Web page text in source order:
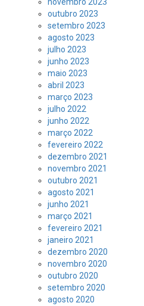
outubro 2023
setembro 2023
agosto 2023
julho 2023
junho 2023
maio 2023
abril 2023
março 2023
julho 2022
junho 2022
março 2022
fevereiro 2022
dezembro 2021
novembro 2021
outubro 2021
agosto 2021
junho 2021
março 2021
fevereiro 2021
janeiro 2021
dezembro 2020
novembro 2020
outubro 2020
setembro 2020
agosto 2020